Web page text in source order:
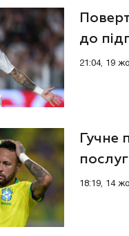
до
21:04, 19
Гучне
18:19, 14